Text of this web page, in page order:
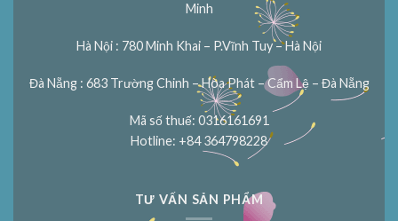
Minh
Hà Nội : 780 Minh Khai – P.Vĩnh Tuy – Hà Nội
Đà Nẵng : 683 Trường Chinh – Hòa Phát – Cẩm Lệ – Đà Nẵng
Mã số thuế: 0316161691
Hotline: +84 364798228
TƯ VẤN SẢN PHẨM